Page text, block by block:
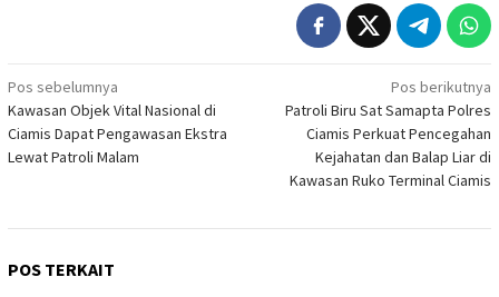
Navigasi
pos
Pos sebelumnya
Kawasan Objek Vital Nasional di
Ciamis Dapat Pengawasan Ekstra
Lewat Patroli Malam
Pos berikutnya
Patroli Biru Sat Samapta Polres
Ciamis Perkuat Pencegahan
Kejahatan dan Balap Liar di
Kawasan Ruko Terminal Ciamis
POS TERKAIT